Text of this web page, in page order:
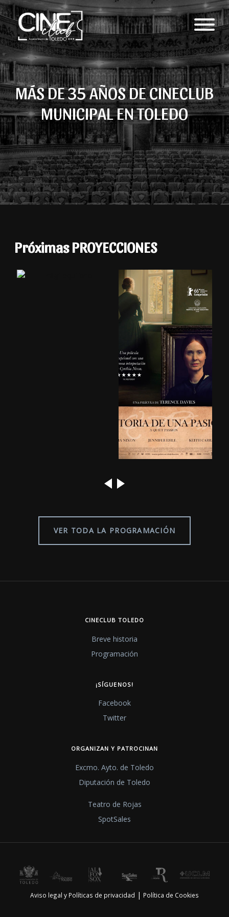
MÁS DE 35 AÑOS DE CINECLUB
MUNICIPAL EN TOLEDO
Próximas PROYECCIONES
VER TODA LA PROGRAMACIÓN
CINECLUB TOLEDO
Breve historia
Programación
¡SÍGUENOS!
Facebook
Twitter
ORGANIZAN Y PATROCINAN
Excmo. Ayto. de Toledo
Diputación de Toledo
Teatro de Rojas
SpotSales
Aviso legal y Políticas de privacidad | Política de Cookies